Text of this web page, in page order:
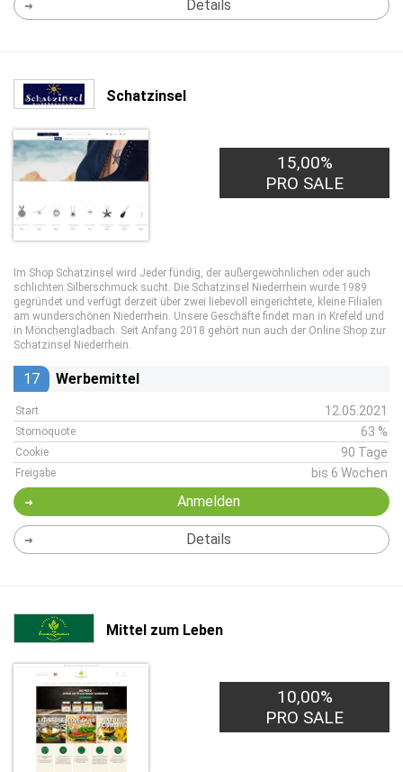
Details
Schatzinsel
15,00%
PRO SALE
Im Shop Schatzinsel wird Jeder fündig, der außergewöhnlichen oder auch
schlichten Silberschmuck sucht. Die Schatzinsel Niederrhein wurde 1989
gegründet und verfügt derzeit über zwei liebevoll eingerichtete, kleine Filialen
am wunderschönen Niederrhein. Unsere Geschäfte findet man in Krefeld und
in Mönchengladbach. Seit Anfang 2018 gehört nun auch der Online Shop zur
Schatzinsel Niederrhein.
17 Werbemittel
Start 12.05.2021
Stornoquote 63 %
Cookie 90 Tage
Freigabe bis 6 Wochen
Anmelden
Details
Mittel zum Leben
10,00%
PRO SALE